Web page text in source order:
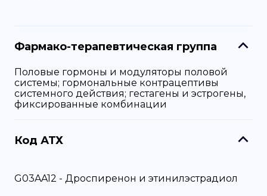
Фармако-терапевтическая группа
Половые гормоны и модуляторы половой
системы; гормональные контрацептивы
системного действия; гестагены и эстрогены,
фиксированные комбинации
Код АТХ
G03AA12 - Дроспиренон и этинилэстрадиол